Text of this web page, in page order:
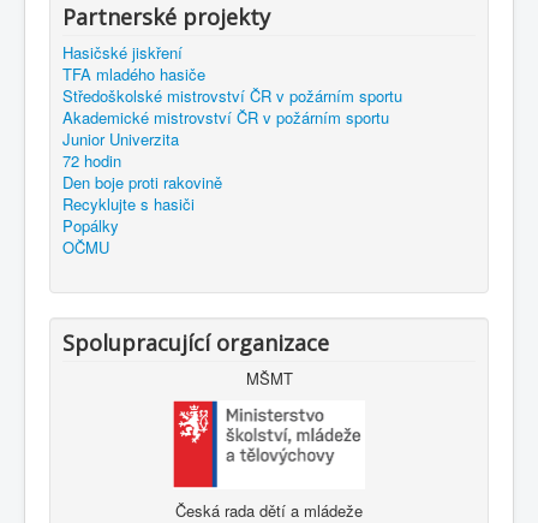
Partnerské projekty
Hasičské jiskření
TFA mladého hasiče
Středoškolské mistrovství ČR v požárním sportu
Akademické mistrovství ČR v požárním sportu
Junior Univerzita
72 hodin
Den boje proti rakovině
Recyklujte s hasiči
Popálky
OČMU
Spolupracující organizace
MŠMT
Česká rada dětí a mládeže